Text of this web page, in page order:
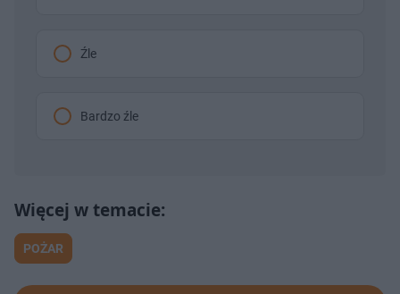
Źle
Bardzo źle
POŻAR